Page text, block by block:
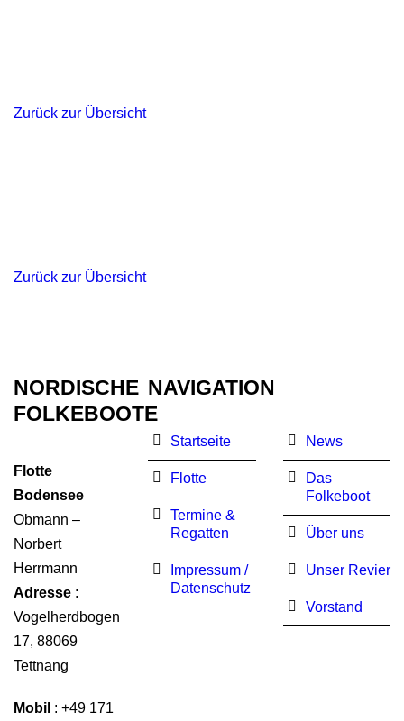
Zurück zur Übersicht
Zurück zur Übersicht
NORDISCHE
FOLKEBOOTE
Flotte
Bodensee
Obmann –
Norbert
Herrmann
Adresse :
Vogelherdbogen
17, 88069
Tettnang
Mobil : +49 171
NAVIGATION
Startseite
Flotte
Termine &
Regatten
Impressum /
Datenschutz
News
Das
Folkeboot
Über uns
Unser Revier
Vorstand